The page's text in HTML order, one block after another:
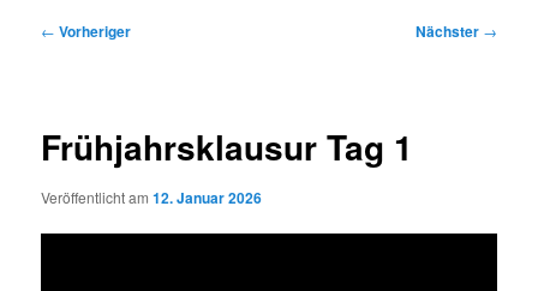
Beitragsnavigation
← Vorheriger Nächster →
Frühjahrsklausur Tag 1
Veröffentlicht am12. Januar 2026